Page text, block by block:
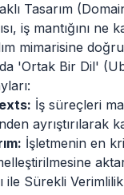
Tasarım
iş mantığını
mimarisine
'Ortak Bir Dil'
İş süreçleri
ayrıştırılarak
İşletmenin en
ile Sürekli Verimlilik